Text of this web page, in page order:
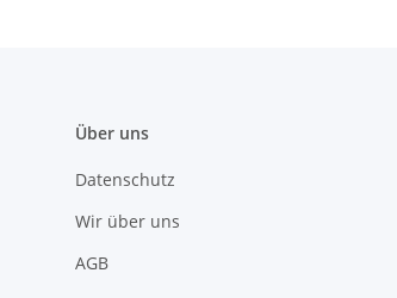
Über uns
Datenschutz
Wir über uns
AGB